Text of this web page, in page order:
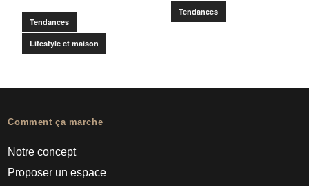
Tendances
Lifestyle et maison
Tendances
Comment ça marche
Notre concept
Proposer un espace